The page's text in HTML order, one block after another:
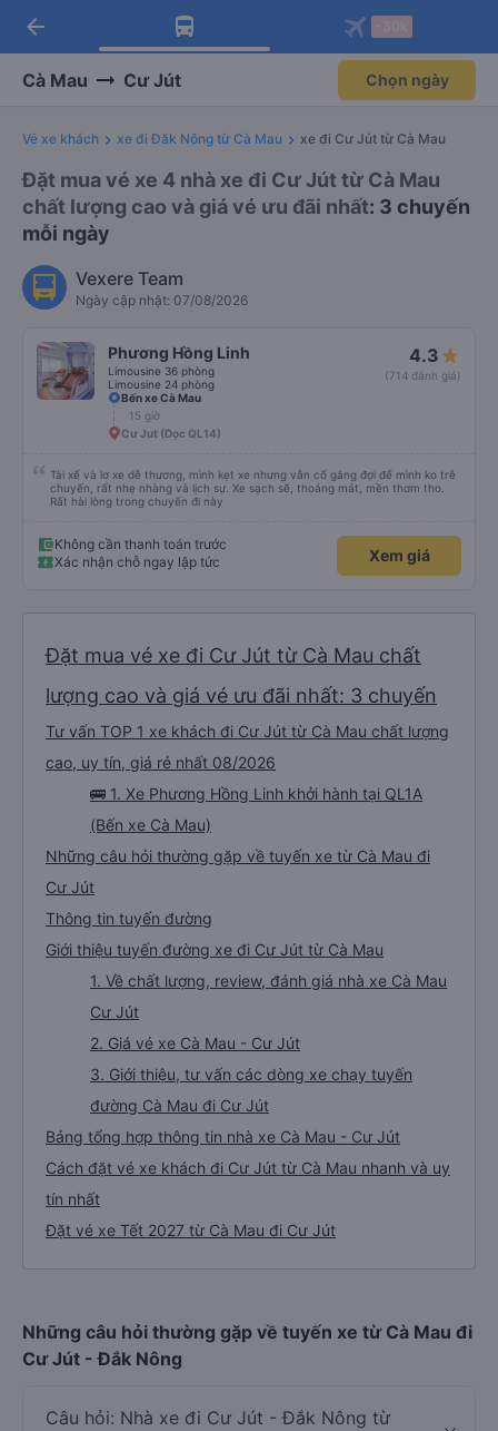
Tải app Vexere ngay!
Nhận ưu đãi thành viên độc
Mở app
Tải app Vexere
-30k/ghế khi đặt vé máy bay qua
Mở app
arrow_back
Cà Mau Cư Jút Chọn ngày
Vé xe khách xe đi Đăk Nông từ Cà Mau xe đi Cư Jút từ Cà Mau
Đặt mua vé xe 4 nhà xe đi Cư Jút từ Cà Mau
chất lượng cao và giá vé ưu đãi nhất: 3 chuyến
mỗi ngày
Vexere Team
Ngày cập nhật: 07/08/2026
Phương Hồng Linh
Limousine 36 phòng
Limousine 24 phòng
4.3
(714 đánh giá)
Bến xe Cà Mau
15 giờ
Cư Jut (Dọc QL14)
Tài xế và lơ xe dễ thương, mình kẹt xe nhưng vẫn cố gắng đợi để mình ko trễ
chuyến, rất nhẹ nhàng và lịch sự. Xe sạch sẽ, thoáng mát, mền thơm tho.
Rất hài lòng trong chuyến đi này
Không cần thanh toán trước
Xác nhận chỗ ngay lập tức
Xem giá
Đặt mua vé xe đi Cư Jút từ Cà Mau chất
lượng cao và giá vé ưu đãi nhất: 3 chuyến
Tư vấn TOP 1 xe khách đi Cư Jút từ Cà Mau chất lượng
cao, uy tín, giá rẻ nhất 08/2026
🚌 1. Xe Phương Hồng Linh khởi hành tại QL1A
(Bến xe Cà Mau)
Những câu hỏi thường gặp về tuyến xe từ Cà Mau đi
Cư Jút
Thông tin tuyến đường
Giới thiệu tuyến đường xe đi Cư Jút từ Cà Mau
1. Về chất lượng, review, đánh giá nhà xe Cà Mau
Cư Jút
2. Giá vé xe Cà Mau - Cư Jút
3. Giới thiệu, tư vấn các dòng xe chạy tuyến
đường Cà Mau đi Cư Jút
Bảng tổng hợp thông tin nhà xe Cà Mau - Cư Jút
Cách đặt vé xe khách đi Cư Jút từ Cà Mau nhanh và uy
tín nhất
Đặt vé xe Tết 2027 từ Cà Mau đi Cư Jút
Những câu hỏi thường gặp về tuyến xe từ Cà Mau đi
Cư Jút - Đắk Nông
Câu hỏi: Nhà xe đi Cư Jút - Đắk Nông từ